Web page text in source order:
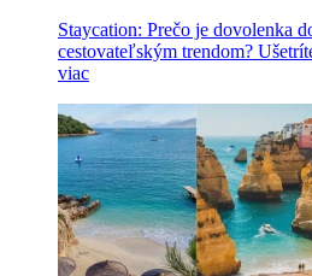
Staycation: Prečo je dovolenka
cestovateľským trendom?
viac